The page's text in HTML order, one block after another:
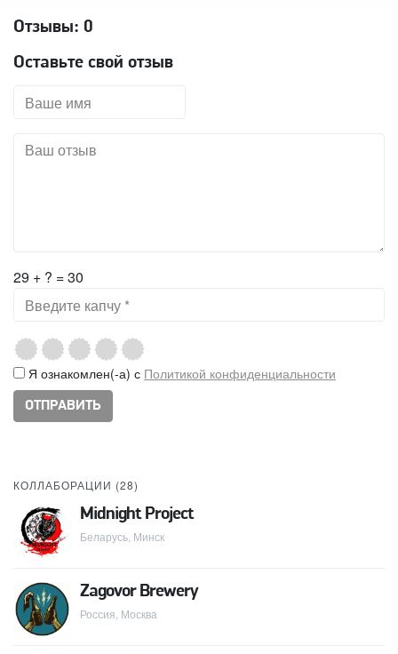
Отзывы: 0
Оставьте свой отзыв
29 + ? = 30
Я ознакомлен(-а) с Политикой конфиденциальности
КОЛЛАБОРАЦИИ (28)
Midnight Project
Беларусь, Минск
Zagovor Brewery
Россия, Москва